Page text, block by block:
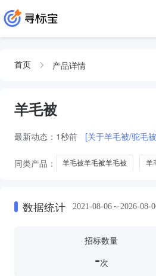
首页 产品详情
羊毛被
最新动态： 1秒前 [关于羊毛被/驼毛
同类产品： 羊毛被羊毛被羊毛被 羊
数据统计 2021-08-06～2026-08-
招标数量
-次